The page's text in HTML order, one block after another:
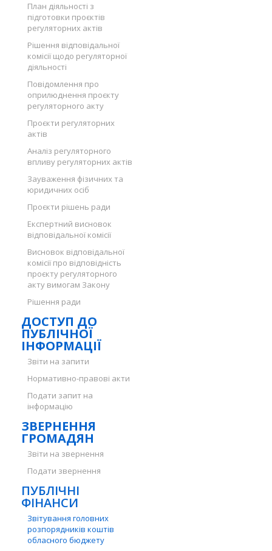
План діяльності з
підготовки проєктів
регуляторних актів
Рішення відповідальної
комісії щодо регуляторної
діяльності
Повідомлення про
оприлюднення проєкту
регуляторного акту
Проєкти регуляторних
актів
Аналіз регуляторного
впливу регуляторних актів
Зауваження фізичних та
юридичних осіб
Проєкти рішень ради
Експертний висновок
відповідальної комісії
Висновок відповідальної
комісії про відповідність
проєкту регуляторного
акту вимогам Закону
Рішення ради
ДОСТУП ДО
ПУБЛІЧНОЇ
ІНФОРМАЦІЇ
Звіти на запити
Нормативно-правові акти
Подати запит на
інформацію
ЗВЕРНЕННЯ
ГРОМАДЯН
Звіти на звернення
Подати звернення
ПУБЛІЧНІ
ФІНАНСИ
Звітування головних
розпорядників коштів
обласного бюджету